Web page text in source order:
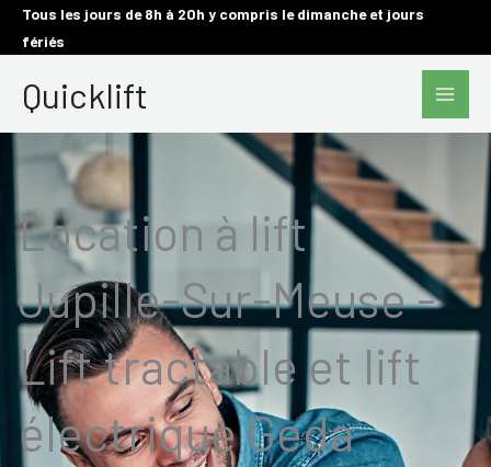
AllerTous les jours de 8h à 20h y compris le dimanche et jours
fériés
Quicklift
Main
Location à lift
Jupille-Sur-Meuse -
Lift tractable et lift
électrique Geda